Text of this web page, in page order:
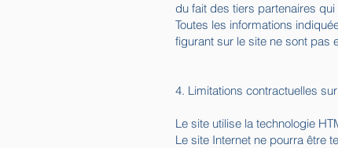
du fait des tiers partenaires
Toutes les informations
figurant sur le site ne sont pas
4. Limitations contractuelles
Le site utilise la technologie
Le site Internet ne pourra être